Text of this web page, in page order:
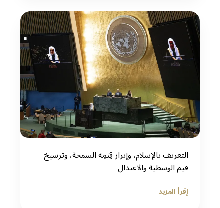
التعريف بالإسلام، وإبراز قِيَمِه السمحة، وترسيخ
قيم الوسطية والاعتدال
إقرأ المزيد